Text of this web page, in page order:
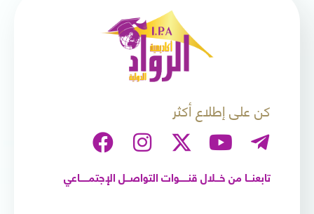
كن على إطلاع أكثر
تابعنـــا من خـــلال قنــــــوات التواصـــل الإجتمــــــاعي